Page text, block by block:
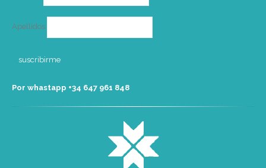
Apellidos
Por whastapp +34 ‭647 961 848‬